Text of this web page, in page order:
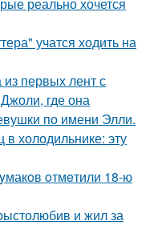
реально хочется
учатся ходить на
первых лент с
где она
по имени Элли.
холодильнике: эту
oтмeтили 18-ю
и жил за